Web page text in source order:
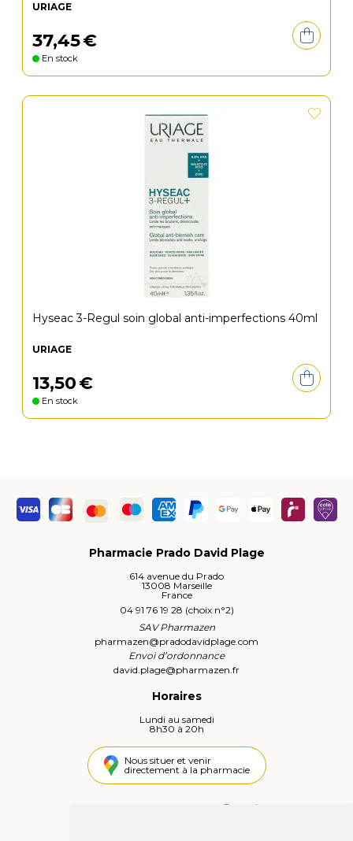
URIAGE
37,45€
En stock
Hyseac 3-Regul soin global anti-imperfections 40ml
URIAGE
13,50€
En stock
Pharmacie Prado David Plage
614 avenue du Prado
13008 Marseille
France
04 91 76 19 28 (choix n°2)
SAV Pharmazen
pharmazen@pradodavidplage.com
Envoi d’ordonnance
david.plage@pharmazen.fr
Horaires
Lundi au samedi
8h30 à 20h
Nous situer et venir
directement à la pharmacie